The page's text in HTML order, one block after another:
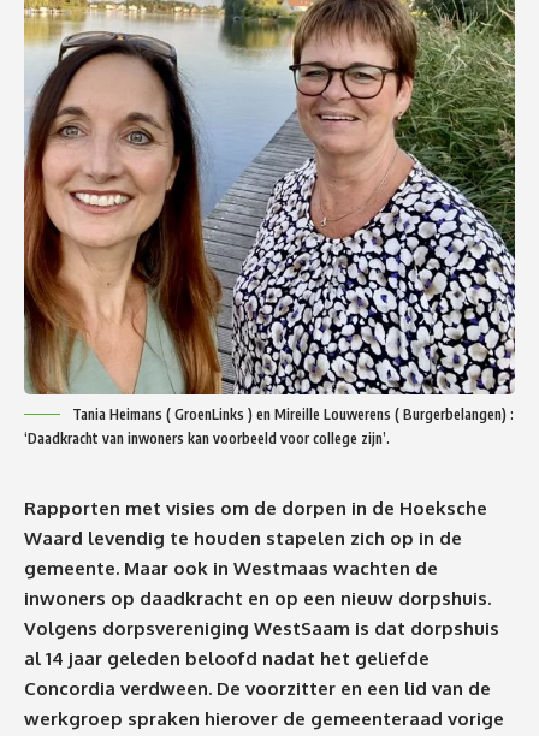
Tania Heimans ( GroenLinks ) en Mireille Louwerens ( Burgerbelangen) :
‘Daadkracht van inwoners kan voorbeeld voor college zijn’.
Rapporten met visies om de dorpen in de Hoeksche
Waard levendig te houden stapelen zich op in de
gemeente. Maar ook in Westmaas wachten de
inwoners op daadkracht en op een nieuw dorpshuis.
Volgens dorpsvereniging WestSaam is dat dorpshuis
al 14 jaar geleden beloofd nadat het geliefde
Concordia verdween. De voorzitter en een lid van de
werkgroep spraken hierover de gemeenteraad vorige